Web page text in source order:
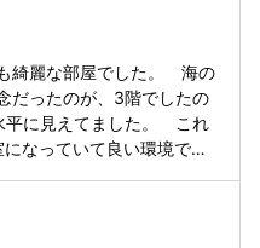
えてしまうので注意です。
海辺で10階の
強いのは致し方ないです。
ます。タオルが乾いてい
てしまうかも・・・ 透明
見ながらひたすら長湯で
てなかなか温まらないかも
綺麗な部屋でした。 海の
ったのが、3階でしたの
平に見えてました。 これ
なっていて良い環境で
なタレで食べられて新鮮な
れた若い青年は、僕は料